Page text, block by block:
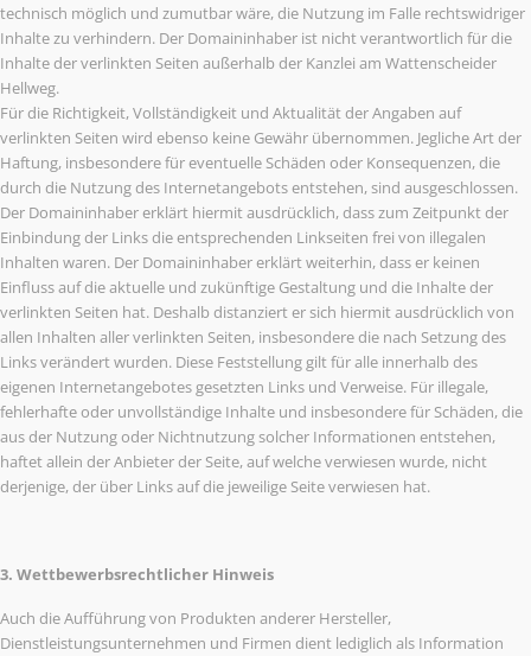
technisch möglich und zumutbar wäre, die Nutzung im Falle rechtswidriger
Inhalte zu verhindern. Der Domaininhaber ist nicht verantwortlich für die
Inhalte der verlinkten Seiten außerhalb der Kanzlei am Wattenscheider
Hellweg.
Für die Richtigkeit, Vollständigkeit und Aktualität der Angaben auf
verlinkten Seiten wird ebenso keine Gewähr übernommen. Jegliche Art der
Haftung, insbesondere für eventuelle Schäden oder Konsequenzen, die
durch die Nutzung des Internetangebots entstehen, sind ausgeschlossen.
Der Domaininhaber erklärt hiermit ausdrücklich, dass zum Zeitpunkt der
Einbindung der Links die entsprechenden Linkseiten frei von illegalen
Inhalten waren. Der Domaininhaber erklärt weiterhin, dass er keinen
Einfluss auf die aktuelle und zukünftige Gestaltung und die Inhalte der
verlinkten Seiten hat. Deshalb distanziert er sich hiermit ausdrücklich von
allen Inhalten aller verlinkten Seiten, insbesondere die nach Setzung des
Links verändert wurden. Diese Feststellung gilt für alle innerhalb des
eigenen Internetangebotes gesetzten Links und Verweise. Für illegale,
fehlerhafte oder unvollständige Inhalte und insbesondere für Schäden, die
aus der Nutzung oder Nichtnutzung solcher Informationen entstehen,
haftet allein der Anbieter der Seite, auf welche verwiesen wurde, nicht
derjenige, der über Links auf die jeweilige Seite verwiesen hat.
3. Wettbewerbsrechtlicher Hinweis
Auch die Aufführung von Produkten anderer Hersteller,
Dienstleistungsunternehmen und Firmen dient lediglich als Information